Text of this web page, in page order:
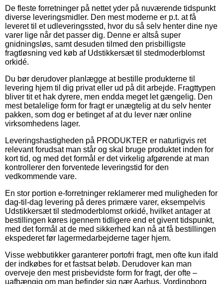
De fleste forretninger på nettet yder på nuværende tidspunkt
diverse leveringsmidler. Den mest moderne er p.t. at få
leveret til et udleveringssted, hvor du så selv henter dine nye
varer lige når det passer dig. Denne er altså super
gnidningsløs, samt desuden tilmed den prisbilligste
fragtløsning ved køb af Udstikkersæt til stedmoderblomst
orkidé.
Du bør derudover planlægge at bestille produkterne til
levering hjem til dig privat eller ud på dit arbejde. Fragttypen
bliver tit et hak dyrere, men endda meget let gængelig. Den
mest betalelige form for fragt er unægtelig at du selv henter
pakken, som dog er betinget af at du lever nær online
virksomhedens lager.
Leveringshastigheden på PRODUKTER er naturligvis ret
relevant forudsat man står og skal bruge produktet inden for
kort tid, og med det formål er det virkelig afgørende at man
kontrollerer den forventede leveringstid for den
vedkommende vare.
En stor portion e-forretninger reklamerer med muligheden for
dag-til-dag levering på deres primære varer, eksempelvis
Udstikkersæt til stedmoderblomst orkidé, hvilket antager at
bestillingen køres igennem tidligere end et givent tidspunkt,
med det formål at de med sikkerhed kan nå at få bestillingen
ekspederet før lagermedarbejderne tager hjem.
Visse webbutikker garanterer portofri fragt, men ofte kun ifald
der indkøbes for et fastsat beløb. Derudover kan man
overveje den mest prisbevidste form for fragt, der ofte –
uafhængig om man befinder sig nær Aarhus, Vordingborg